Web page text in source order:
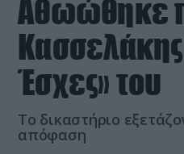
Aθωώθηκε
Έσχες» του
Το δικαστήριο
απόφαση